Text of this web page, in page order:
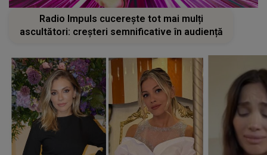
Radio Impuls cucerește tot mai mulți
ascultători: creșteri semnificative în audiență